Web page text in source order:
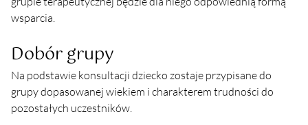
wsparcia.
Dobór grupy
Na podstawie konsultacji dziecko zostaje przypisane do
grupy dopasowanej wiekiem i charakterem trudności do
pozostałych uczestników.